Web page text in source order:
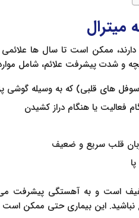
میترال
دارند، ممکن است تا سال ها
و شدت پیشرفت علائم، شامل
های قلبی) که به وسیله
یا هنگام دراز کشیدن
قلب سریع و ضعیف
خفیف است و به آهستگی پیشرفت
نباشید. این بیماری حتی ممکن